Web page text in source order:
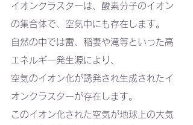
イオンクラスターは、酸素分子のイオン
の集合体で、空気中にも存在します。
自然の中では雷、稲妻や滝等といった高
エネルギー発生源により、
空気のイオン化が誘発され生成されたイ
オンクラスターが存在します。
このイオン化された空気が地球上の大気